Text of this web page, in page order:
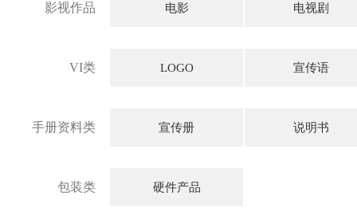
影视作品 电影 电视剧
VI类 LOGO 宣传语
手册资料类 宣传册 说明书
包装类 硬件产品